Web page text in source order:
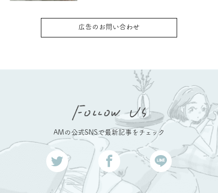
広告のお問い合わせ
AMの公式SNSで最新記事をチェック